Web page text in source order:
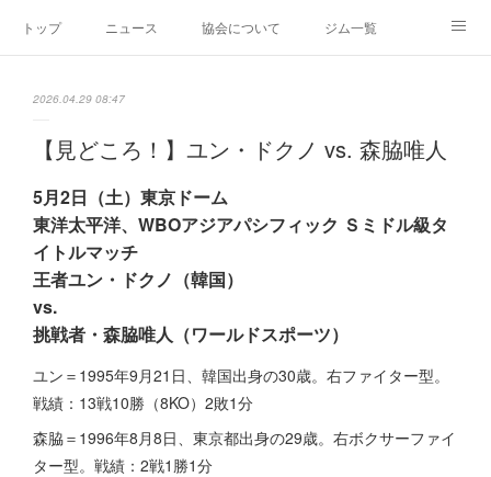
トップ ニュース 協会について ジム一覧
2026.04.29 08:47
【見どころ！】ユン・ドクノ vs. 森脇唯人
5月2日（土）東京ドーム
東洋太平洋、WBOアジアパシフィック Ｓミドル級タ
イトルマッチ
王者ユン・ドクノ（韓国）
vs.
挑戦者・森脇唯人（ワールドスポーツ）
ユン＝1995年9月21日、韓国出身の30歳。右ファイター型。
戦績：13戦10勝（8KO）2敗1分
森脇＝1996年8月8日、東京都出身の29歳。右ボクサーファイ
ター型。戦績：2戦1勝1分